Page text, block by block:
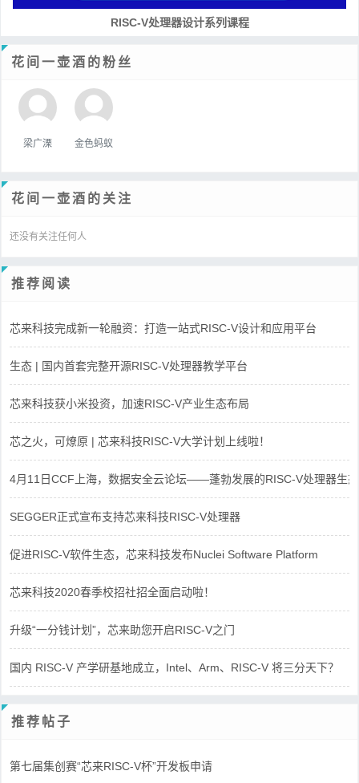
RISC-V处理器设计系列课程
花间一壶酒的粉丝
梁广溧 金色蚂蚁
花间一壶酒的关注
还没有关注任何人
推荐阅读
芯来科技完成新一轮融资：打造一站式RISC-V设计和应用平台
生态 | 国内首套完整开源RISC-V处理器教学平台
芯来科技获小米投资，加速RISC-V产业生态布局
芯之火，可燎原 | 芯来科技RISC-V大学计划上线啦！
4月11日CCF上海，数据安全云论坛——蓬勃发展的RISC-V处理器生态
SEGGER正式宣布支持芯来科技RISC-V处理器
促进RISC-V软件生态，芯来科技发布Nuclei Software Platform
芯来科技2020春季校招社招全面启动啦！
升级“一分钱计划”，芯来助您开启RISC-V之门
国内 RISC-V 产学研基地成立，Intel、Arm、RISC-V 将三分天下？
推荐帖子
第七届集创赛“芯来RISC-V杯”开发板申请